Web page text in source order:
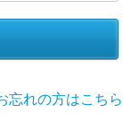
忘れの方はこちら